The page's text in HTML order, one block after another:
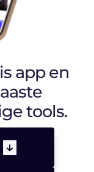
app en
tools.